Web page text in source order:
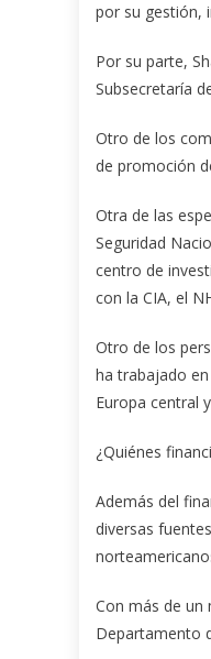
por su gestión,
Por su parte,
Subsecretaría
Otro de los
de promoción
Otra de las
Seguridad
centro de
con la CIA, el
Otro de los
ha trabajado
Europa central
¿Quiénes
Además del
diversas
Con más de un
Departamento